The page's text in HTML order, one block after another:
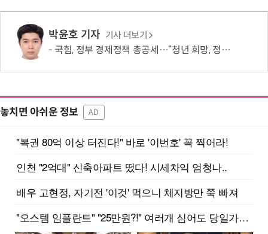
박윤호 기자 기사 더보기
국힘, 정부 경제정책 총공세…“청년 희망, 정권교체 외 해답 없어”
놓치면 아쉬운 정보 AD